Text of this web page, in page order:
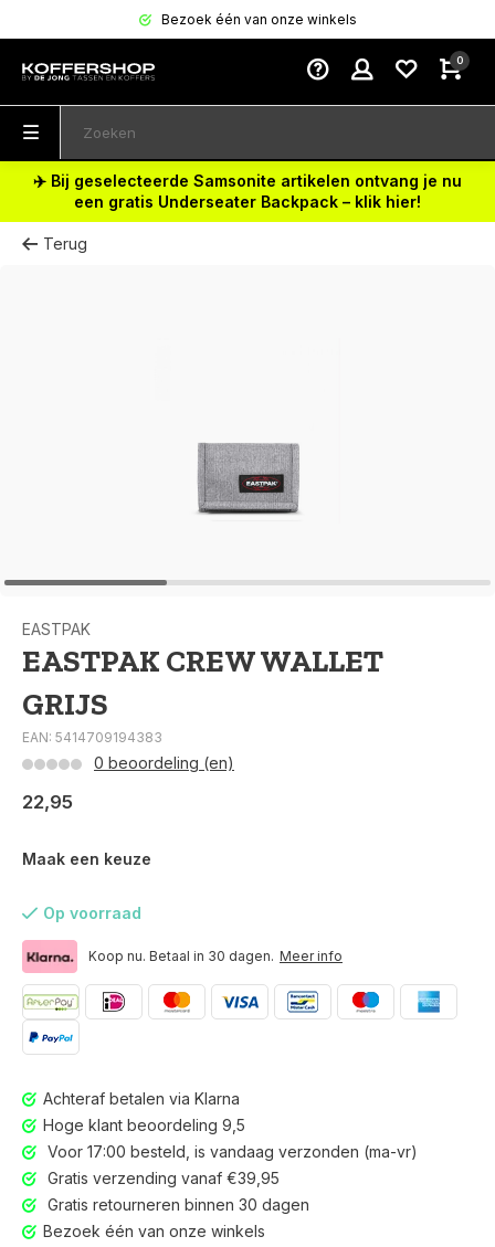
Bezoek één van onze winkels
0
✈️ Bij geselecteerde Samsonite artikelen ontvang je nu
een gratis Underseater Backpack – klik hier!
Terug
EASTPAK
EASTPAK CREW WALLET
GRIJS
EAN: 5414709194383
0 beoordeling (en)
22,95
Maak een keuze
Op voorraad
Koop nu. Betaal in 30 dagen. Meer info
Achteraf betalen via Klarna
Hoge klant beoordeling 9,5
Voor 17:00 besteld, is vandaag verzonden (ma-vr)
Gratis verzending vanaf €39,95
Gratis retourneren binnen 30 dagen
Bezoek één van onze winkels